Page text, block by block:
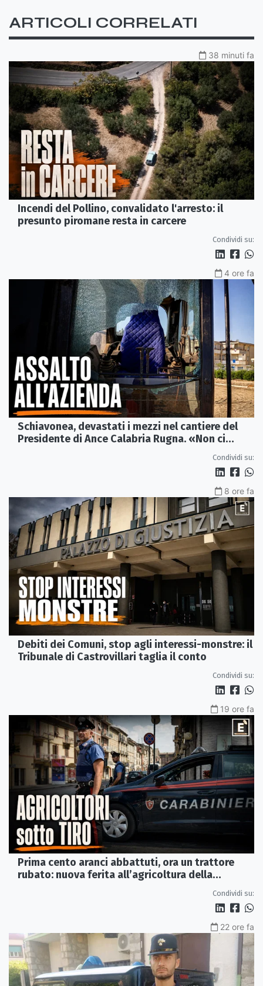
ARTICOLI CORRELATI
38 minuti fa
Incendi del Pollino, convalidato l'arresto: il
presunto piromane resta in carcere
Condividi su:
4 ore fa
Schiavonea, devastati i mezzi nel cantiere del
Presidente di Ance Calabria Rugna. «Non ci
Condividi su:
8 ore fa
Debiti dei Comuni, stop agli interessi-monstre: il
Tribunale di Castrovillari taglia il conto
Condividi su:
19 ore fa
Prima cento aranci abbattuti, ora un trattore
rubato: nuova ferita all’agricoltura della
Condividi su:
22 ore fa